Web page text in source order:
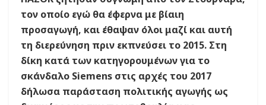
τον οποίο εγώ θα έφερνα με βίαιη
προσαγωγή, και έθαψαν όλοι μαζί και αυτή
τη διερεύνηση πριν εκπνεύσει το 2015. Στη
δίκη κατά των κατηγορουμένων για το
σκάνδαλο Siemens στις αρχές του 2017
δήλωσα παράσταση πολιτικής αγωγής ως